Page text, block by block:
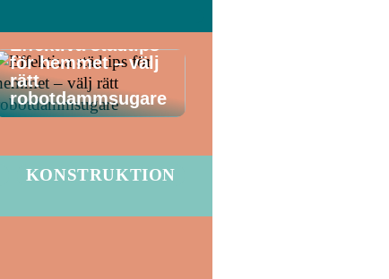
Effektiva städtips
för hemmet – välj
rätt
robotdammsugare
KONSTRUKTION